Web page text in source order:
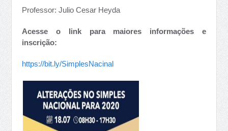
Professor: Julio Cesar Heyda
Acesse o link para maiores informações e
inscrição:
https://bit.ly/SimplesNacinal